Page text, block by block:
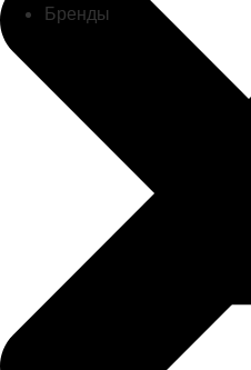
Бренды